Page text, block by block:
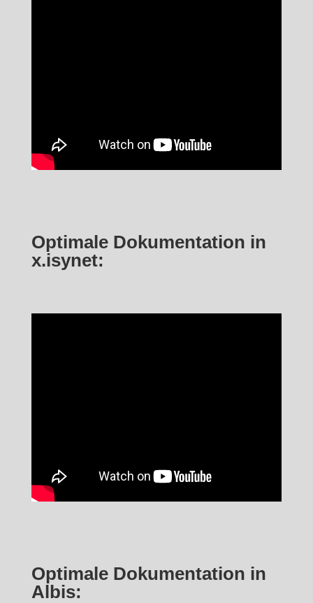
Optimale Dokumentation in
x.isynet:
Optimale Dokumentation in
Albis: